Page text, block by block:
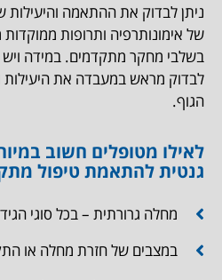
ניתן לבדוק את ההתאמה והיעילות
של אימונותרפיה ותרופות
בשלבי מחקר מתקדמים. במידה ויש
לבדוק מראש במעבדה את היעילות
הגוף.
לאילו מטופלים חשוב
גנטית להתאמת טיפול
מחלה גרורתית – בכל סוגי
במצבים של חזרת מחלה או